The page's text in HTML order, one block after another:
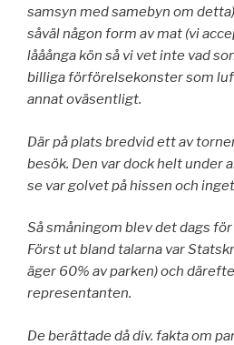
samsyn med samebyn om
såväl någon form av mat (vi
lååånga kön så vi vet inte vad
billiga förförelsekonster som
annat oväsentligt.
Där på plats bredvid ett av
besök. Den var dock helt under
se var golvet på hissen och
Så småningom blev det dags
Först ut bland talarna var
äger 60% av parken) och
representanten.
De berättade då div. fakta om